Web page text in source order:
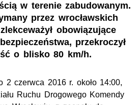
w terenie zabudowanym.
przez wrocławskich
obowiązujące
przekroczył
o blisko 80 km/h.
2 czerwca 2016 r. około 14:00,
Ruchu Drogowego Komendy